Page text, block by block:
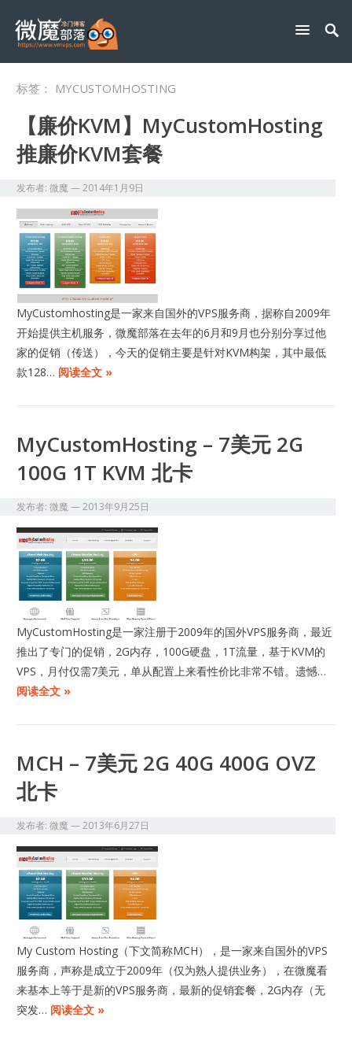
标签： MYCUSTOMHOSTING
【廉价KVM】MyCustomHosting
推廉价KVM套餐
发布者:微魔—2014年1月9日
MyCustomhosting是一家来自国外的VPS服务商，据称自2009年
开始提供主机服务，微魔部落在去年的6月和9月也分别分享过他
家的促销（传送），今天的促销主要是针对KVM构架，其中最低
款128… 阅读全文 »
MyCustomHosting – 7美元 2G
100G 1T KVM 北卡
发布者:微魔—2013年9月25日
​MyCustomHosting是一家注册于2009年的国外VPS服务商，最近
推出了专门的促销，2G内存，100G硬盘，1T流量，基于KVM的
VPS，月付仅需7美元，单从配置上来看性价比非常不错。遗憾…
阅读全文 »
MCH – 7美元 2G 40G 400G OVZ
北卡
发布者:微魔—2013年6月27日
My Custom Hosting（下文简称MCH），是一家来自国外的VPS
服务商，声称是成立于2009年（仅为熟人提供业务），在微魔看
来基本上等于是新的VPS服务商，最新的促销套餐，2G内存（无
突发… 阅读全文 »